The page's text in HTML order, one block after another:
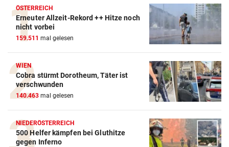
ÖSTERREICH
Erneuter Allzeit-Rekord ++ Hitze noch
nicht vorbei
159.511 mal gelesen
WIEN
Cobra stürmt Dorotheum, Täter ist
verschwunden
140.463 mal gelesen
NIEDERÖSTERREICH
500 Helfer kämpfen bei Gluthitze
gegen Inferno